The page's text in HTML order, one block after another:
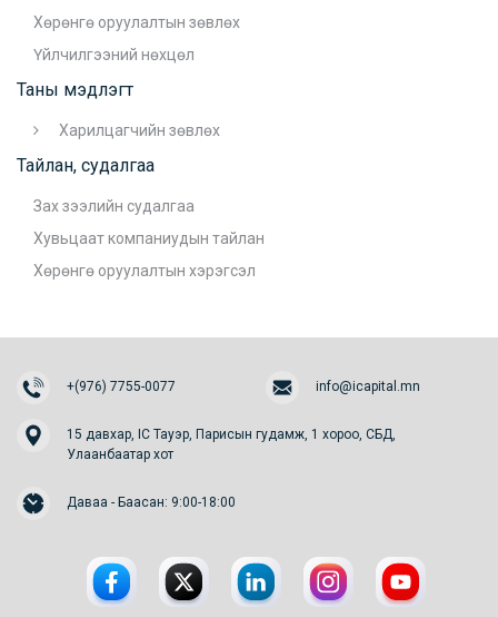
Хөрөнгө оруулалтын зөвлөх
Үйлчилгээний нөхцөл
Таны мэдлэгт
Харилцагчийн зөвлөх
Тайлан, судалгаа
Зах зээлийн судалгаа
Хувьцаат компаниудын тайлан
Хөрөнгө оруулалтын хэрэгсэл
+(976) 7755-0077 info@icapital.mn
15 давхар, IC Тауэр, Парисын гудамж, 1 хороо, СБД,
Улаанбаатар хот
Даваа - Баасан: 9:00-18:00